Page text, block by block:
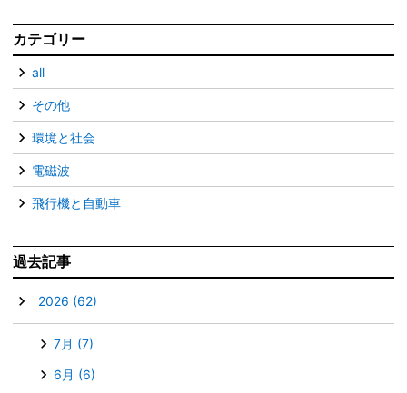
カテゴリー
all
その他
環境と社会
電磁波
飛行機と自動車
過去記事
2026 (62)
7月 (7)
6月 (6)